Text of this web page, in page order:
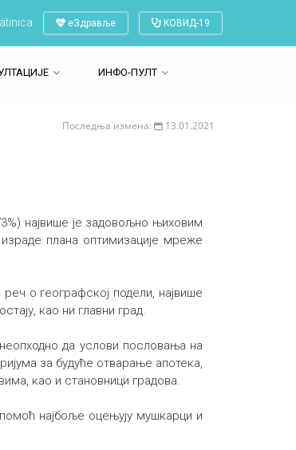
еЗдравље KОВИД-19
ИНФО-ПУЛТ
Последња измена: 13.01.2021
највише је задовољно њиховим
плана оптимизације мреже
о географској подели, највише
као ни главни град.
да услови пословања на
за будуће отварање апотека,
као и становници градова.
најбоље оцењују мушкарци и